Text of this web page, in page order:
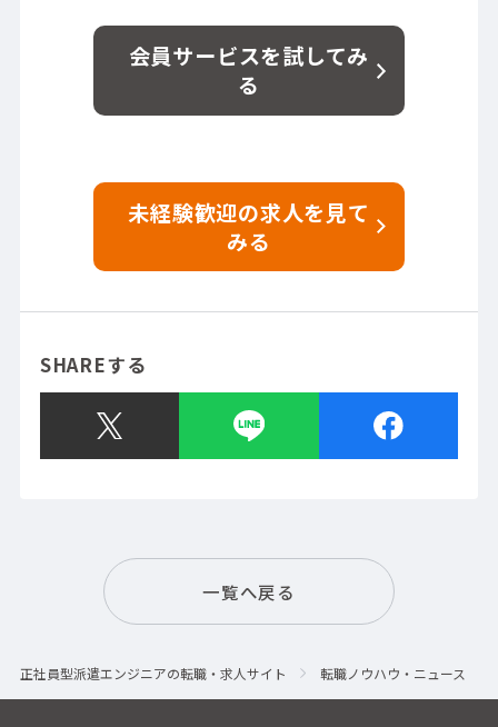
会員サービスを試してみ
る
未経験歓迎の求人を見て
みる
SHAREする
一覧へ戻る
正社員型派遣エンジニアの転職・求人サイト 転職ノウハウ・ニュース